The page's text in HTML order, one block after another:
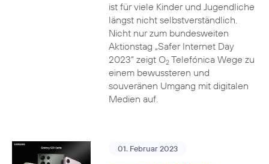
ist für viele Kinder und Jugendliche
längst nicht selbstverständlich.
Nicht nur zum bundesweiten
Aktionstag „Safer Internet Day
2023“ zeigt O2Telefónica Wege zu
einem bewussteren und
souveränen Umgang mit digitalen
Medien auf.
01. Februar 2023